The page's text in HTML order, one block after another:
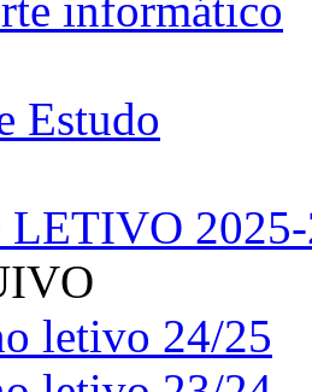
Estudo
letivo 24/25